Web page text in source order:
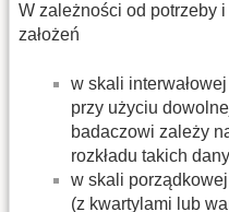
W zależności od potrzeby
założeń
w skali
przy użyciu
badaczowi zależy
rozkładu takich
w skali
(z kwartylami lub